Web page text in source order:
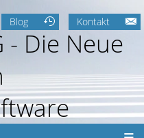
- Die Neue
Blog Kontakt